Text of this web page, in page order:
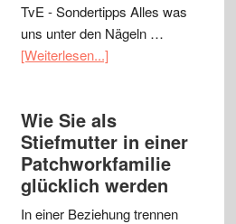
TvE - Sondertipps Alles was
uns unter den Nägeln …
[Weiterlesen...]
Wie Sie als
Stiefmutter in einer
Patchworkfamilie
glücklich werden
In einer Beziehung trennen